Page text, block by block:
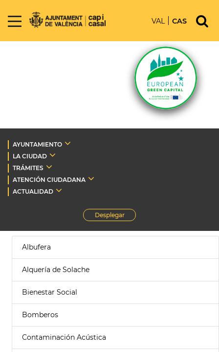
VAL CAS
AYUNTAMIENTO
LA CIUDAD
TRÁMITES
ATENCIÓN CIUDADANA
ACTUALIDAD
Desplegar
Albufera
Alquería de Solache
Bienestar Social
Bomberos
Contaminación Acústica